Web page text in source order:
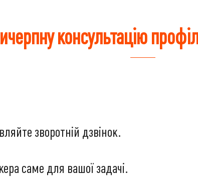
консультацію
зворотній дзвінок.
саме для вашої задачі.